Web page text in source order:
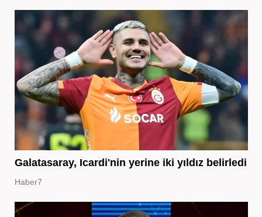
Galatasaray, Icardi'nin yerine iki yıldız belirledi
Haber7